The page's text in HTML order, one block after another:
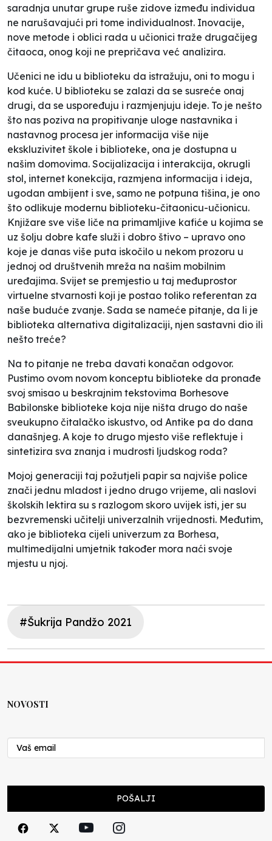
saradnja unutar grupe ruše zidove između individua
ne narušavajući pri tome individualnost. Inovacije,
nove metode i oblici rada u učionici traže drugačijeg
čitaoca, onog koji ne prepričava već analizira.
Učenici ne idu u biblioteku da istražuju, oni to mogu i
kod kuće. U biblioteku se zalazi da se susreće onaj
drugi, da se uspoređuju i razmjenjuju ideje. To je nešto
što nas poziva na propitivanje uloge nastavnika i
nastavnog procesa jer informacija više nije
ekskluzivitet škole i biblioteke, ona je dostupna u
našim domovima. Socijalizacija i interakcija, okrugli
stol, internet konekcija, razmjena informacija i ideja,
ugodan ambijent i sve, samo ne potpuna tišina, je ono
što odlikuje modernu biblioteku-čitaonicu-učionicu.
Knjižare sve više liče na primamljive kafiće u kojima se
uz šolju dobre kafe služi i dobro štivo – upravo ono
koje je danas više puta iskočilo u nekom prozoru u
jednoj od društvenih mreža na našim mobilnim
uređajima. Svijet se premjestio u taj međuprostor
virtuelne stvarnosti koji je postao toliko referentan za
naše buduće zvanje. Sada se nameće pitanje, da li je
biblioteka alternativa digitalizaciji, njen sastavni dio ili
nešto treće?
Na to pitanje ne treba davati konačan odgovor.
Pustimo ovom novom konceptu biblioteke da pronađe
svoj smisao u beskrajnim tekstovima Borhesove
Babilonske biblioteke koja nije ništa drugo do naše
sveukupno čitalačko iskustvo, od Antike pa do dana
današnjeg. A koje to drugo mjesto više reflektuje i
sintetizira sva znanja i mudrosti ljudskog roda?
Mojoj generaciji taj požutjeli papir sa najviše police
znači jednu mladost i jedno drugo vrijeme, ali naslovi
školskih lektira su s razlogom skoro uvijek isti, jer su
bezvremenski učitelji univerzalnih vrijednosti. Međutim,
ako je biblioteka cijeli univerzum za Borhesa,
multimedijalni umjetnik također mora naći svoje
mjestu u njoj.
#Šukrija Pandžo 2021
NOVOSTI
POŠALJI